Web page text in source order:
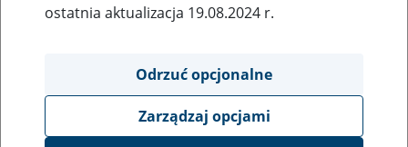
ostatnia aktualizacja 19.08.2024 r.
Odrzuć opcjonalne
Zarządzaj opcjami